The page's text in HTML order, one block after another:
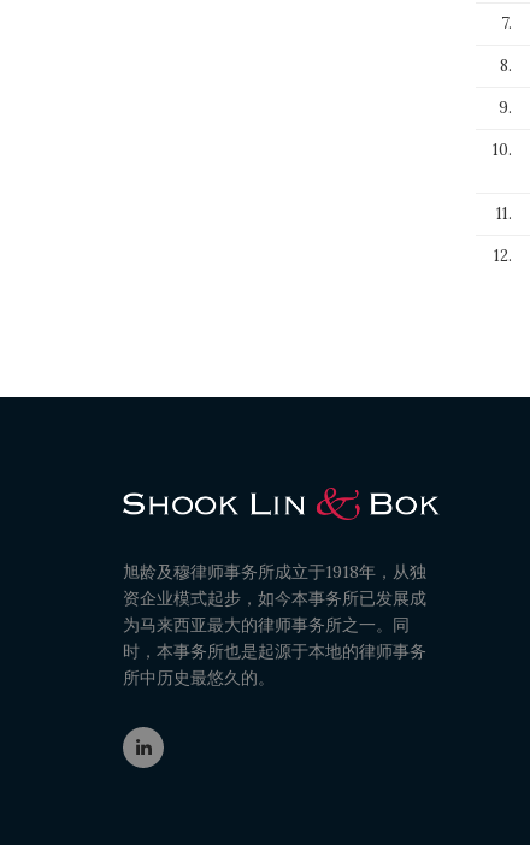
7.
8.
9.
10.
11.
12.
旭龄及穆律师事务所成立于1918年，从独
资企业模式起步，如今本事务所已发展成
为马来西亚最大的律师事务所之一。同
时，本事务所也是起源于本地的律师事务
所中历史最悠久的。